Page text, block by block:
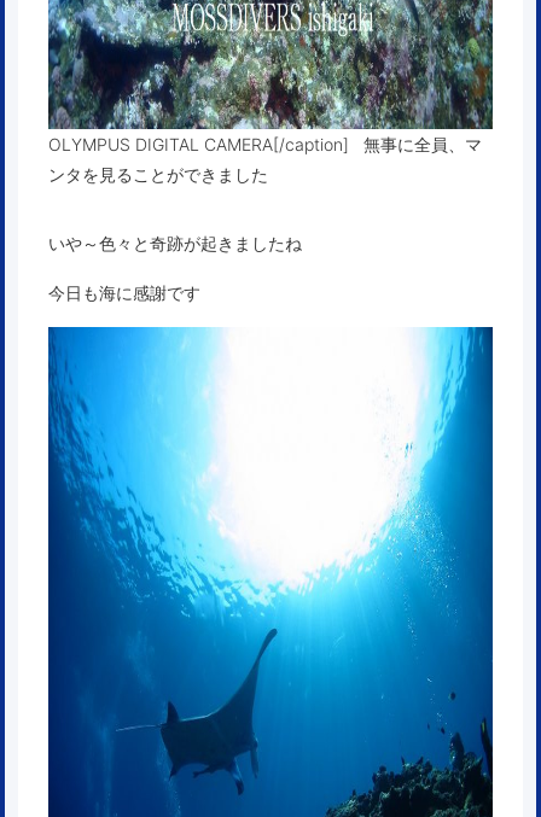
OLYMPUS DIGITAL CAMERA[/caption] 無事に全員、マ
ンタを見ることができました
いや～色々と奇跡が起きましたね
今日も海に感謝です